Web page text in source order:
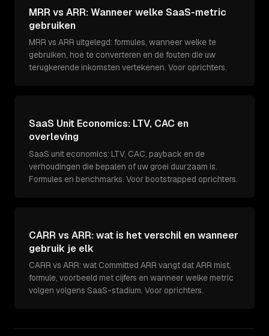
MRR vs ARR: Wanneer welke SaaS-metric
gebruiken
MRR vs ARR uitgelegd: formules, wanneer welke te
gebruiken, hoe te converteren en de fouten die uw
terugkerende inkomsten vertekenen. Voor oprichters.
SaaS Unit Economics: LTV, CAC en
overleving
SaaS unit economics: LTV, CAC, payback en de
verhoudingen die bepalen of uw groei duurzaam is.
Formules en benchmarks. Voor bootstrapped oprichters.
CARR vs ARR: wat is het verschil en wanneer
gebruik je elk
CARR vs ARR: wat Committed ARR vangt dat ARR mist,
formule, voorbeeld met cijfers en wanneer welke metric
volgen volgens SaaS-stadium. Voor oprichters.